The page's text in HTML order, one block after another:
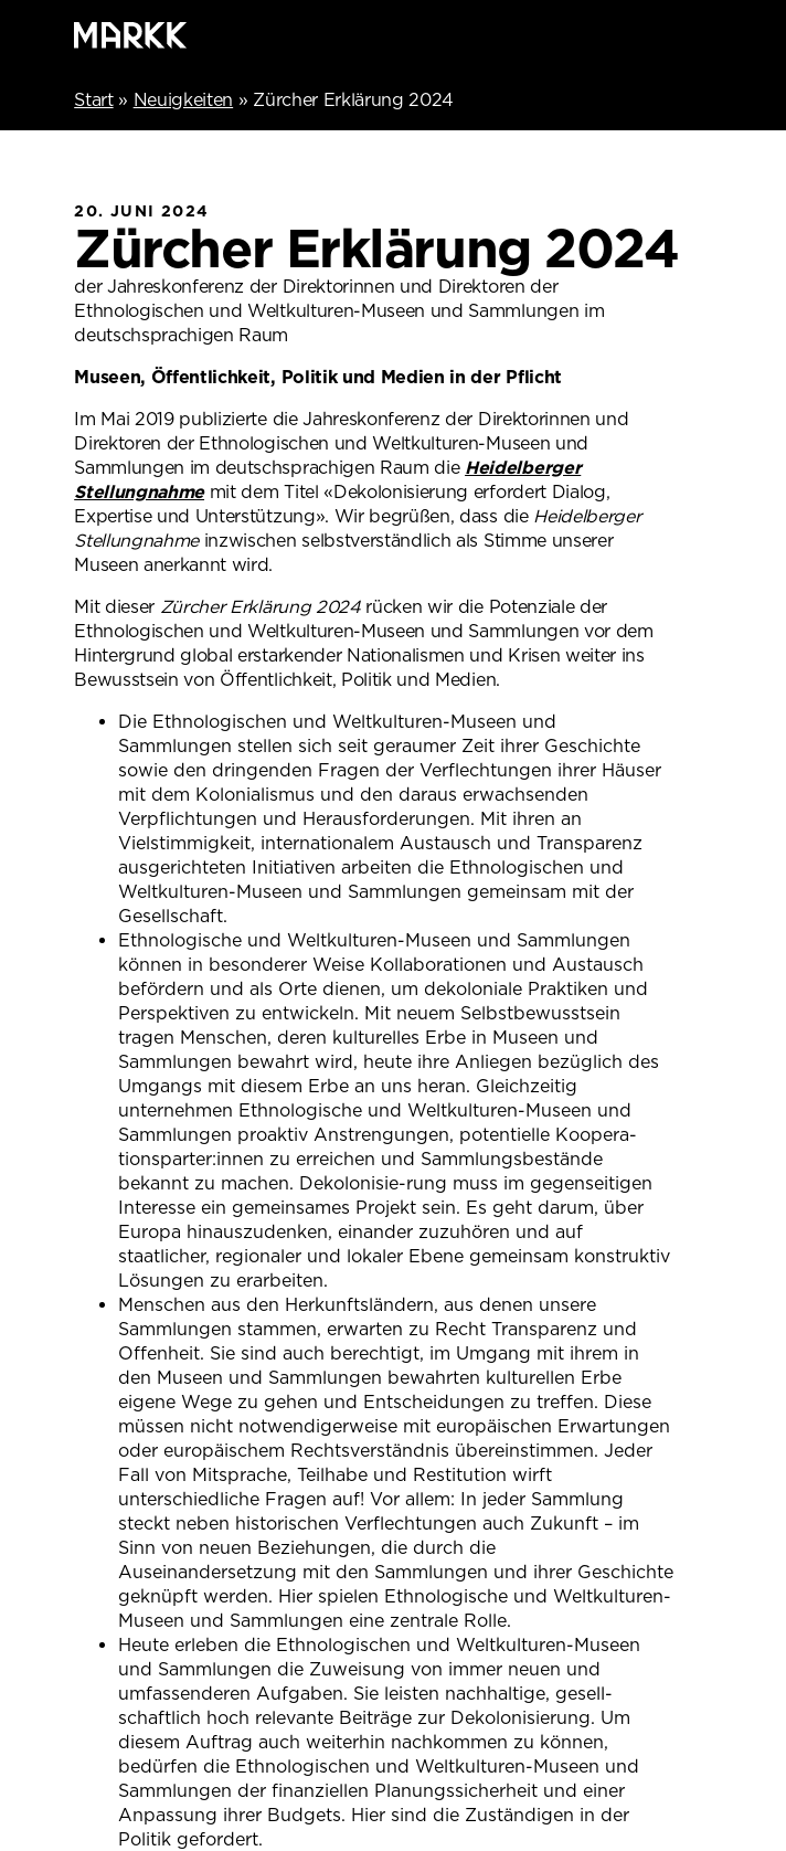
Start» Neuigkeiten » Zürcher Erklärung 2024
20. JUNI 2024
Zürcher Erklärung 2024
der Jahreskonferenz der Direktorinnen und Direktoren der
Ethnologischen und Weltkulturen-Museen und Sammlungen im
deutschsprachigen Raum
Museen, Öffentlichkeit, Politik und Medien in der Pflicht
Im Mai 2019 publizierte die Jahreskonferenz der Direktorinnen und
Direktoren der Ethno­logischen und Weltkulturen-Museen und
Sammlungen im deutschsprachigen Raum die Heidelberger
Stellungnahmemit dem Titel «Dekolonisierung erfordert Dialog,
Expertise und Unterstützung». Wir begrüßen, dass die Heidelberger
Stellungnahmeinzwischen selbstver­ständlich als Stimme unserer
Museen anerkannt wird.
Mit dieser Zürcher Erklärung 2024rücken wir die Potenziale der
Ethnologischen und Welt­kulturen-Museen und Sammlungen vor dem
Hintergrund global erstarkender Nationalismen und Krisen weiter ins
Bewusstsein von Öffentlichkeit, Politik und Medien.
Die Ethnologischen und Weltkulturen-Museen und
Sammlungen stellen sich seit gerau­mer Zeit ihrer Geschichte
sowie den dringenden Fragen der Verflechtungen ihrer Häuser
mit dem Kolonialismus und den daraus erwachsenden
Verpflichtungen und Herausforder­ungen. Mit ihren an
Vielstimmigkeit, internationalem Austausch und Transparenz
ausge­richteten Initiativen arbeiten die Ethnologischen und
Weltkulturen-Museen und Samm­lungen gemeinsam mit der
Gesellschaft.
Ethnologische und Weltkulturen-Museen und Sammlungen
können in besonderer Weise Kollaborationen und Austausch
befördern und als Orte dienen, um dekoloniale Praktiken und
Perspektiven zu entwickeln. Mit neuem Selbstbewusstsein
tragen Menschen, deren kulturelles Erbe in Museen und
Sammlungen bewahrt wird, heute ihre Anliegen bezüglich des
Umgangs mit diesem Erbe an uns heran. Gleichzeitig
unternehmen Ethnologische und Weltkulturen-Museen und
Sammlungen proaktiv Anstrengungen, potentielle Koopera­
tionsparter:innen zu erreichen und Sammlungsbestände
bekannt zu machen. Dekolonisie-rung muss im gegenseitigen
Interesse ein gemeinsames Projekt sein. Es geht darum, über
Europa hinauszudenken, einander zuzuhören und auf
staatlicher, regionaler und lokaler Ebene gemeinsam konstruktiv
Lösungen zu erarbeiten.
Menschen aus den Herkunftsländern, aus denen unsere
Sammlungen stammen, erwarten zu Recht Transparenz und
Offenheit. Sie sind auch berechtigt, im Umgang mit ihrem in
den Museen und Sammlungen bewahrten kulturellen Erbe
eigene Wege zu gehen und Entscheidungen zu treffen. Diese
müssen nicht notwendigerweise mit europäischen Er­wartungen
oder europäischem Rechtsverständnis übereinstimmen. Jeder
Fall von Mit­sprache, Teilhabe und Restitution wirft
unterschiedliche Fragen auf! Vor allem: In jeder Sammlung
steckt neben historischen Verflechtungen auch Zukunft – im
Sinn von neuen Beziehungen, die durch die
Auseinandersetzung mit den Sammlungen und ihrer Geschich­te
geknüpft werden. Hier spielen Ethnologische und Weltkulturen-
Museen und Samm­lungen eine zentrale Rolle.
Heute erleben die Ethnologischen und Weltkulturen-Museen
und Sammlungen die Zu­weisung von immer neuen und
umfassenderen Aufgaben. Sie leisten nachhaltige, gesell­
schaftlich hoch relevante Beiträge zur Dekolonisierung. Um
diesem Auftrag auch weiter­hin nachkommen zu können,
bedürfen die Ethnologischen und Weltkulturen-Museen und
Sammlungen der finanziellen Planungssicherheit und einer
Anpassung ihrer Budgets. Hier sind die Zuständigen in der
Politik gefordert.